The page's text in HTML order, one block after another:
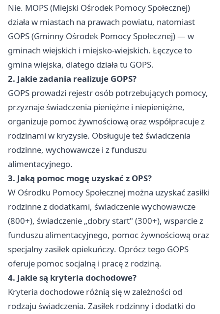
Nie. MOPS (Miejski Ośrodek Pomocy Społecznej)
działa w miastach na prawach powiatu, natomiast
GOPS (Gminny Ośrodek Pomocy Społecznej) — w
gminach wiejskich i miejsko-wiejskich. Łęczyce to
gmina wiejska, dlatego działa tu GOPS.
2. Jakie zadania realizuje GOPS?
GOPS prowadzi rejestr osób potrzebujących pomocy,
przyznaje świadczenia pieniężne i niepieniężne,
organizuje pomoc żywnościową oraz współpracuje z
rodzinami w kryzysie. Obsługuje też świadczenia
rodzinne, wychowawcze i z funduszu
alimentacyjnego.
3. Jaką pomoc mogę uzyskać z OPS?
W Ośrodku Pomocy Społecznej można uzyskać zasiłki
rodzinne z dodatkami, świadczenie wychowawcze
(800+), świadczenie „dobry start" (300+), wsparcie z
funduszu alimentacyjnego, pomoc żywnościową oraz
specjalny zasiłek opiekuńczy. Oprócz tego GOPS
oferuje pomoc socjalną i pracę z rodziną.
4. Jakie są kryteria dochodowe?
Kryteria dochodowe różnią się w zależności od
rodzaju świadczenia. Zasiłek rodzinny i dodatki do